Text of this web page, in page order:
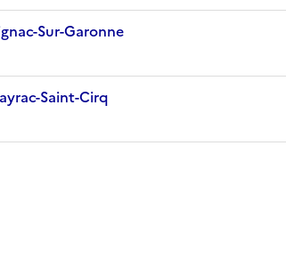
Sur-Garonne
Saint-Cirq